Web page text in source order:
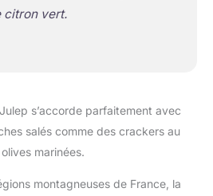
citron vert.
s’accorde parfaitement avec
salés comme des crackers au
marinées.
montagneuses de France, la